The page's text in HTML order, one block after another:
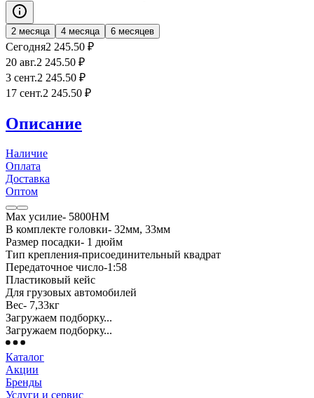
2 месяца 4 месяца 6 месяцев
Сегодня2 245.50 ₽
20 авг.2 245.50 ₽
3 сент.2 245.50 ₽
17 сент.2 245.50 ₽
Описание
Наличие
Оплата
Доставка
Оптом
Max усилие- 5800НМ
В комплекте головки- 32мм, 33мм
Размер посадки- 1 дюйм
Тип крепления-присоединительный квадрат
Передаточное число-1:58
Пластиковый кейс
Для грузовых автомобилей
Вес- 7,33кг
Загружаем подборку...
Загружаем подборку...
Каталог
Акции
Бренды
Услуги и сервис